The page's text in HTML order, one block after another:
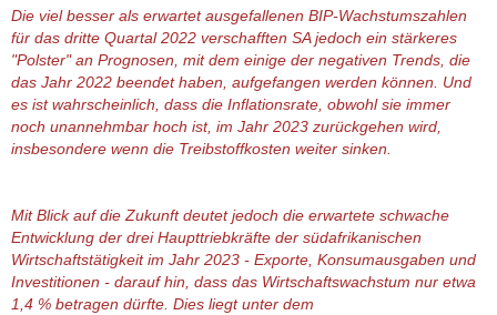
Die viel besser als erwartet ausgefallenen BIP-Wachstumszahlen
für das dritte Quartal 2022 verschafften SA jedoch ein stärkeres
"Polster" an Prognosen, mit dem einige der negativen Trends, die
das Jahr 2022 beendet haben, aufgefangen werden können. Und
es ist wahrscheinlich, dass die Inflationsrate, obwohl sie immer
noch unannehmbar hoch ist, im Jahr 2023 zurückgehen wird,
insbesondere wenn die Treibstoffkosten weiter sinken.
Mit Blick auf die Zukunft deutet jedoch die erwartete schwache
Entwicklung der drei Haupttriebkräfte der südafrikanischen
Wirtschaftstätigkeit im Jahr 2023 - Exporte, Konsumausgaben und
Investitionen - darauf hin, dass das Wirtschaftswachstum nur etwa
1,4 % betragen dürfte. Dies liegt unter dem